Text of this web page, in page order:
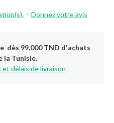
- Donnez votre avis
dès 99,000 TND d'achats
la Tunisie.
délais de livraison